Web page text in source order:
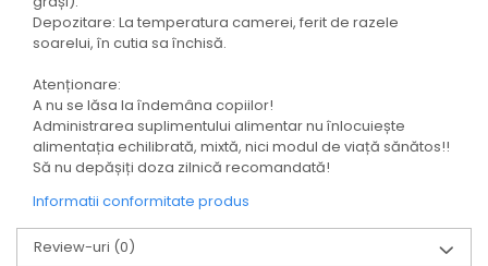
Depozitare: La temperatura camerei, ferit de razele
soarelui, în cutia sa închisă.
Atenționare:
A nu se lăsa la îndemâna copiilor!
Administrarea suplimentului alimentar nu înlocuiește
alimentația echilibrată, mixtă, nici modul de viață sănătos!!
Să nu depășiți doza zilnică recomandată!
Informatii conformitate produs
Review-uri (0)